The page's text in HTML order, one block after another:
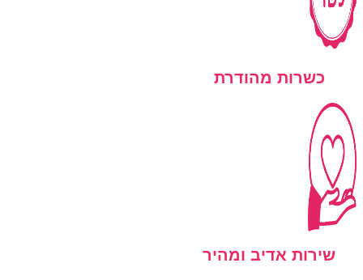
כשרות מהודרת
שירות אדיב ומהיר